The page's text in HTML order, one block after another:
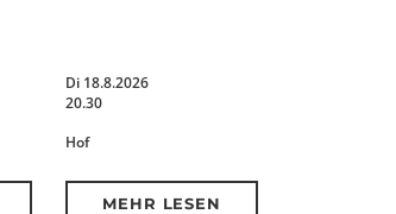
Di 18.8.2026
20.30
Hof
MEHR LESEN